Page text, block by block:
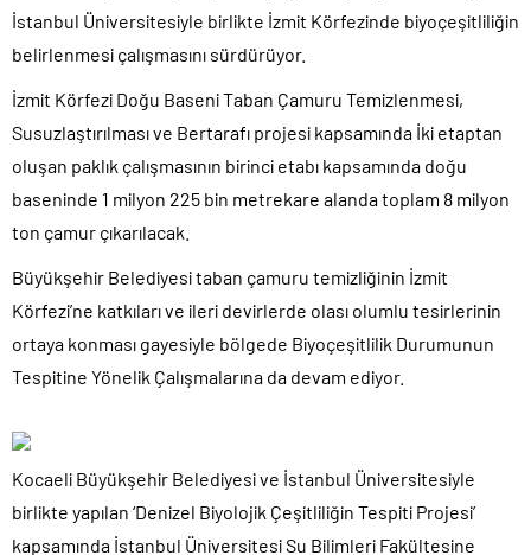
İstanbul Üniversitesiyle birlikte İzmit Körfezinde biyoçeşitliliğin
belirlenmesi çalışmasını sürdürüyor.
İzmit Körfezi Doğu Baseni Taban Çamuru Temizlenmesi,
Susuzlaştırılması ve Bertarafı projesi kapsamında İki etaptan
oluşan paklık çalışmasının birinci etabı kapsamında doğu
baseninde 1 milyon 225 bin metrekare alanda toplam 8 milyon
ton çamur çıkarılacak.
Büyükşehir Belediyesi taban çamuru temizliğinin İzmit
Körfezi’ne katkıları ve ileri devirlerde olası olumlu tesirlerinin
ortaya konması gayesiyle bölgede Biyoçeşitlilik Durumunun
Tespitine Yönelik Çalışmalarına da devam ediyor.
Kocaeli Büyükşehir Belediyesi ve İstanbul Üniversitesiyle
birlikte yapılan ‘Denizel Biyolojik Çeşitliliğin Tespiti Projesi’
kapsamında İstanbul Üniversitesi Su Bilimleri Fakültesine